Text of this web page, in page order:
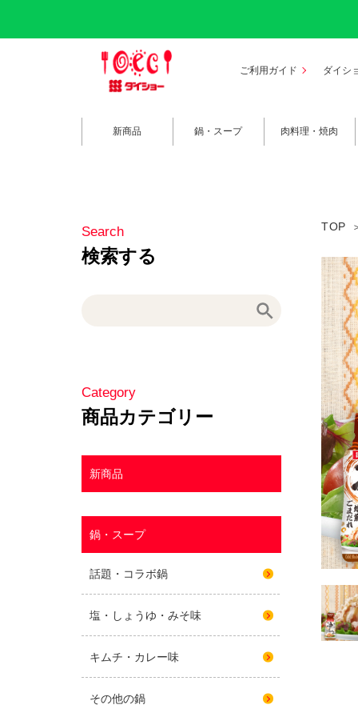
ご利用ガイド ダイシ
新商品 鍋・スープ 肉料理・焼肉
TOP